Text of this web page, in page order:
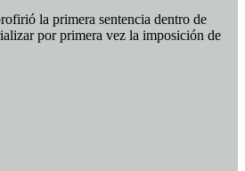
la primera sentencia dentro de
por primera vez la imposición de